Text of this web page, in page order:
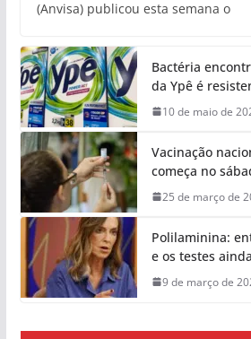
(Anvisa) publicou esta semana o
Bactéria
da Ypê é
10 de maio de
Vacinação
começa no
25 de março de
Polilaminina:
e os testes
9 de março de